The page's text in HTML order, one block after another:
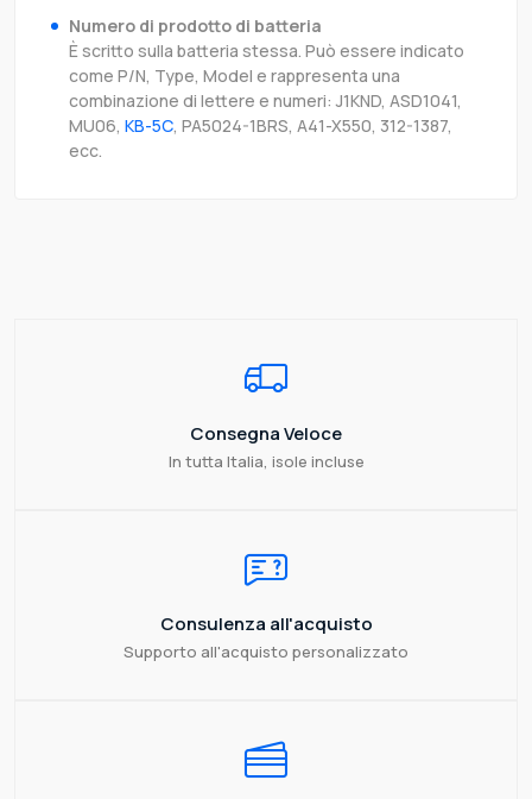
Numero di prodotto di batteria
È scritto sulla batteria stessa. Può essere indicato
come P/N, Type, Model e rappresenta una
combinazione di lettere e numeri: J1KND, ASD1041,
MU06, KB-5C, PA5024-1BRS, A41-X550, 312-1387,
ecc.
Consegna Veloce
In tutta Italia, isole incluse
Consulenza all'acquisto
Supporto all'acquisto personalizzato